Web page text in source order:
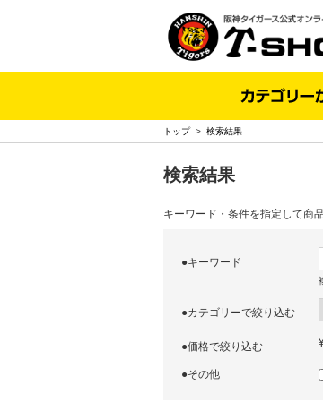
トップ> 検索結果
検索結果
キーワード・条件を指定して商
●キーワード
●カテゴリーで絞り込む
●価格で絞り込む
●その他